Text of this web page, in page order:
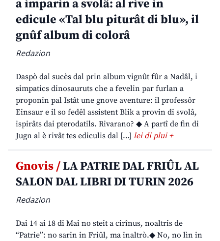
a imparin a svolâ: al rive in
edicule «Tal blu piturât di blu», il
gnûf album di colorâ
Redazion
Daspò dal sucès dal prin album vignût fûr a Nadâl, i
simpatics dinosauruts che a fevelin par furlan a
proponin pal Istât une gnove aventure: il professôr
Einsaur e il so fedêl assistent Blik a provin di svolâ,
ispirâts dai pterodatils. Rivarano? ◆ A partî de fin di
Jugn al è rivât tes ediculis dal […] lei di plui +
Gnovis /LA PATRIE DAL FRIÛL AL
SALON DAL LIBRI DI TURIN 2026
Redazion
Dai 14 ai 18 di Mai no steit a cirînus, noaltris de
“Patrie”: no sarin in Friûl, ma inaltrò.◆ No, no lìn in